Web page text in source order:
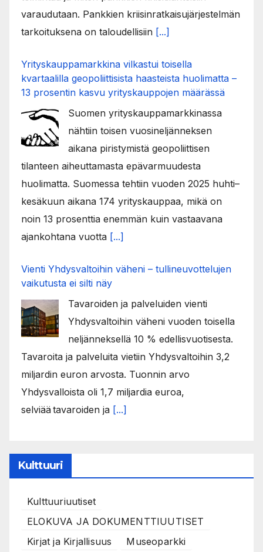
varaudutaan. Pankkien kriisinratkaisujärjestelmän
tarkoituksena on taloudellisiin [...]
Yrityskauppamarkkina vilkastui toisella
kvartaalilla geopoliittisista haasteista huolimatta –
13 prosentin kasvu yrityskauppojen määrässä
Suomen yrityskauppamarkkinassa
nähtiin toisen vuosineljänneksen
aikana piristymistä geopoliittisen
tilanteen aiheuttamasta epävarmuudesta
huolimatta. Suomessa tehtiin vuoden 2025 huhti–
kesäkuun aikana 174 yrityskauppaa, mikä on
noin 13 prosenttia enemmän kuin vastaavana
ajankohtana vuotta [...]
Vienti Yhdysvaltoihin väheni – tullineuvottelujen
vaikutusta ei silti näy
Tavaroiden ja palveluiden vienti
Yhdysvaltoihin väheni vuoden toisella
neljänneksellä 10 % edellisvuotisesta.
Tavaroita ja palveluita vietiin Yhdysvaltoihin 3,2
miljardin euron arvosta. Tuonnin arvo
Yhdysvalloista oli 1,7 miljardia euroa,
selviää tavaroiden ja [...]
Kulttuuri
Kulttuuriuutiset
ELOKUVA JA DOKUMENTTIUUTISET
Kirjat ja Kirjallisuus
Museoparkki